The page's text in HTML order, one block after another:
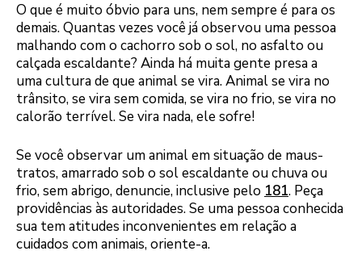
O que é muito óbvio para uns, nem sempre é para os
demais. Quantas vezes você já observou uma pessoa
malhando com o cachorro sob o sol, no asfalto ou
calçada escaldante? Ainda há muita gente presa a
uma cultura de que animal se vira. Animal se vira no
trânsito, se vira sem comida, se vira no frio, se vira no
calorão terrível. Se vira nada, ele sofre!
Se você observar um animal em situação de maus-
tratos, amarrado sob o sol escaldante ou chuva ou
frio, sem abrigo, denuncie, inclusive pelo 181. Peça
providências às autoridades. Se uma pessoa conhecida
sua tem atitudes inconvenientes em relação a
cuidados com animais, oriente-a.